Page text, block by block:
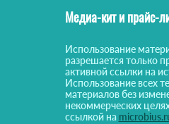
Медиа-кит и прайс-
Использование
разрешается только
активной ссылки на
Использование всех
материалов без
некоммерческих
ссылкой на